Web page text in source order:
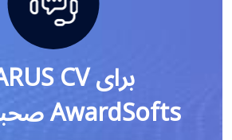
AwardSofts صحبت کنید